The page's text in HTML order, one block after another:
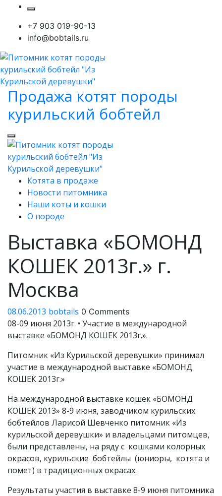
content+7 903 019-90-13
info@bobtails.ru
Продажа котят породы
курильский бобтейл
Open
Button
Close
Button
Котята в продаже
Новости питомника
Наши коты и кошки
О породе
Выставка «БОМОНД
КОШЕК 2013г.» г.
Москва
08.06.2013 08.06.2013
bobtails bobtails
0 Comments
08-09 июня 2013г. • Участие в международной
выставке «БОМОНД КОШЕК 2013г.».
Питомник «Из Курильской деревушки» принимал
участие в международной выставке «БОМОНД
КОШЕК 2013г.»
На международной выставке кошек «БОМОНД
КОШЕК 2013» 8-9 июня, заводчиком курильских
бобтейлов Ларисой Шевченко питомник «Из
курильской деревушки» и владельцами питомцев,
были представлены, на ряду с кошками колорных
окрасов, курильские бобтейлы (юниоры, котята и
помет) в традиционных окрасах.
Результаты участия в выставке 8-9 июня питомника